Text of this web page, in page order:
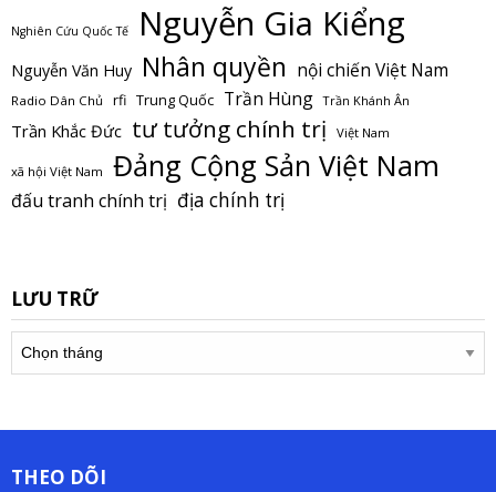
Nghiên Cứu Quốc Tế Nguyễn Gia Kiểng
Nguyễn Văn Huy Nhân quyền nội chiến Việt Nam
Radio Dân Chủ rfi Trung Quốc Trần Hùng Trần Khánh Ân
Trần Khắc Đức tư tưởng chính trị Việt Nam
xã hội Việt Nam Đảng Cộng Sản Việt Nam
đấu tranh chính trị địa chính trị
LƯU TRỮ
Lưu
THEO DÕI